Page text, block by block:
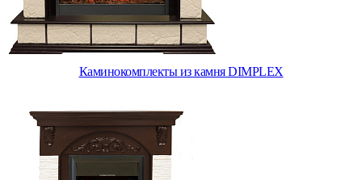
Каминокомплекты из камня DIMPLEX